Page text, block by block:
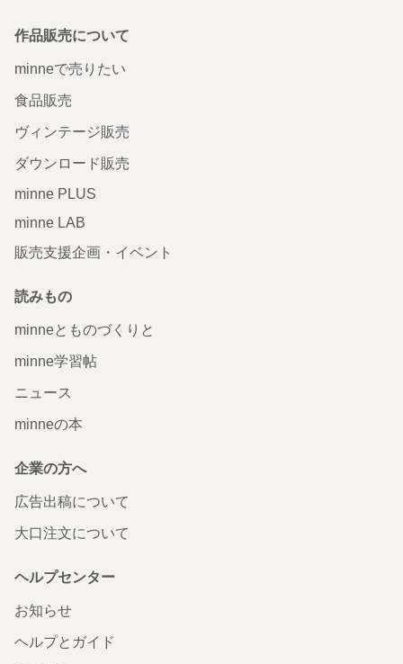
作品販売について
minneで売りたい
食品販売
ヴィンテージ販売
ダウンロード販売
minne PLUS
minne LAB
販売支援企画・イベント
読みもの
minneとものづくりと
minne学習帖
ニュース
minneの本
企業の方へ
広告出稿について
大口注文について
ヘルプセンター
お知らせ
ヘルプとガイド